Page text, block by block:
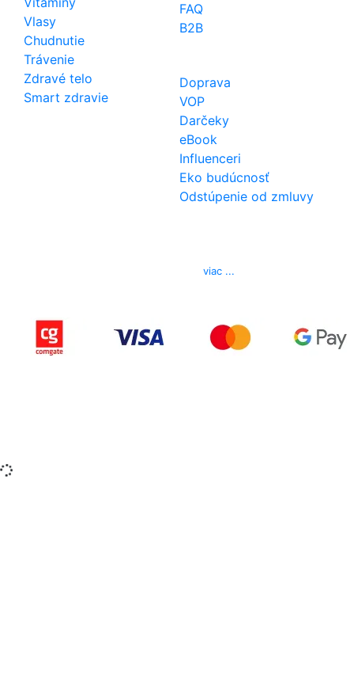
Vlasy
Chudnutie
Trávenie
Zdravé telo
Smart zdravie
FAQ
B2B
Doprava
VOP
Darčeky
eBook
Influenceri
Eko budúcnosť
Odstúpenie od zmluvy
viac ...